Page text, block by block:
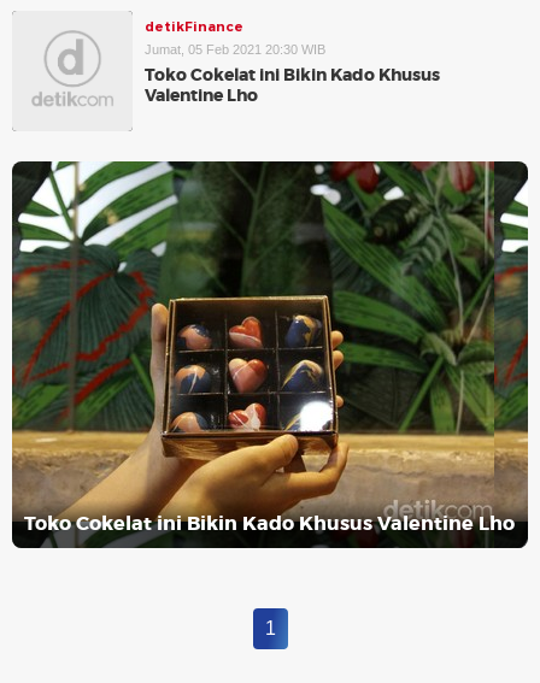
detikFinance
Jumat, 05 Feb 2021 20:30 WIB
Toko Cokelat ini Bikin Kado Khusus
Valentine Lho
Toko Cokelat ini Bikin Kado Khusus Valentine Lho
1